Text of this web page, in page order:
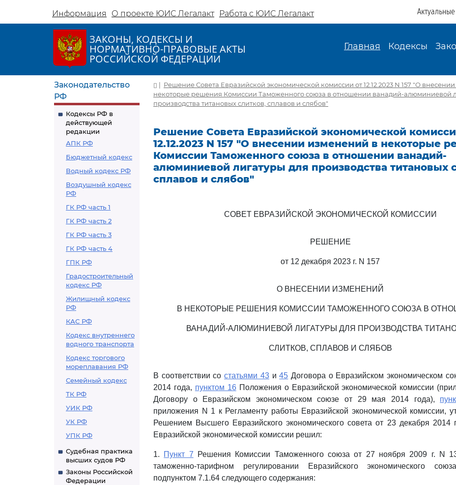
Информация О проекте ЮИС Легалакт Работа с ЮИС Легалакт
ЗАКОНЫ, КОДЕКСЫ И
НОРМАТИВНО-ПРАВОВЫЕ АКТЫ
РОССИЙСКОЙ ФЕДЕРАЦИИ
Главная Кодексы
Законодательство
РФ
Кодексы РФ в
действующей
редакции
АПК РФ
Бюджетный кодекс
Водный кодекс РФ
Воздушный кодекс
РФ
ГК РФ часть 1
ГК РФ часть 2
ГК РФ часть 3
ГК РФ часть 4
ГПК РФ
Градостроительный
кодекс РФ
Жилищный кодекс
РФ
КАС РФ
Кодекс внутреннего
водного транспорта
Кодекс торгового
мореплавания РФ
Семейный кодекс
ТК РФ
УИК РФ
УК РФ
УПК РФ
Судебная практика
высших судов РФ
Законы Российской
Федерации
| Решение Совета Евразийской экономической комиссии от 12.12.2023 N 157 "О
некоторые решения Комиссии Таможенного союза в отношении ванадий-алюминиевой
производства титановых слитков, сплавов и слябов"
Решение Совета Евразийской экономической
12.12.2023 N 157 "О внесении изменений в некоторые
Комиссии Таможенного союза в отношении ванадий-
алюминиевой лигатуры для производства титановых
сплавов и слябов"
СОВЕТ ЕВРАЗИЙСКОЙ ЭКОНОМИЧЕСКОЙ КОМИССИИ
РЕШЕНИЕ
от 12 декабря 2023 г. N 157
О ВНЕСЕНИИ ИЗМЕНЕНИЙ
В НЕКОТОРЫЕ РЕШЕНИЯ КОМИССИИ ТАМОЖЕННОГО СОЮЗА В
ВАНАДИЙ-АЛЮМИНИЕВОЙ ЛИГАТУРЫ ДЛЯ ПРОИЗВОДСТВА
СЛИТКОВ, СПЛАВОВ И СЛЯБОВ
В соответствии состатьями 43и45 Договора о Евразийском экономическом
2014 года, пунктом 16Положения о Евразийской экономической комиссии
Договору о Евразийском экономическом союзе от 29 мая 2014 года),
приложения N 1 к Регламенту работы Евразийской экономической комиссии,
Решением Высшего Евразийского экономического совета от 23 декабря 2014
Евразийской экономической комиссии решил:
1. Пункт 7 Решения Комиссии Таможенного союза от 27 ноября 2009 г. N
таможенно-тарифном регулировании Евразийского экономического
подпунктом 7.1.64 следующего содержания: